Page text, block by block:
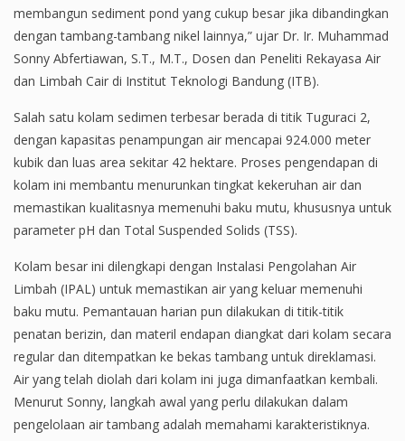
membangun sediment pond yang cukup besar jika dibandingkan
dengan tambang-tambang nikel lainnya,” ujar Dr. Ir. Muhammad
Sonny Abfertiawan, S.T., M.T., Dosen dan Peneliti Rekayasa Air
dan Limbah Cair di Institut Teknologi Bandung (ITB).
Salah satu kolam sedimen terbesar berada di titik Tuguraci 2,
dengan kapasitas penampungan air mencapai 924.000 meter
kubik dan luas area sekitar 42 hektare. Proses pengendapan di
kolam ini membantu menurunkan tingkat kekeruhan air dan
memastikan kualitasnya memenuhi baku mutu, khususnya untuk
parameter pH dan Total Suspended Solids (TSS).
Kolam besar ini dilengkapi dengan Instalasi Pengolahan Air
Limbah (IPAL) untuk memastikan air yang keluar memenuhi
baku mutu. Pemantauan harian pun dilakukan di titik-titik
penatan berizin, dan materil endapan diangkat dari kolam secara
regular dan ditempatkan ke bekas tambang untuk direklamasi.
Air yang telah diolah dari kolam ini juga dimanfaatkan kembali.
Menurut Sonny, langkah awal yang perlu dilakukan dalam
pengelolaan air tambang adalah memahami karakteristiknya.